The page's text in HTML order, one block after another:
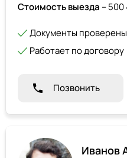
Стоимость выезда – 500
Документы проверены
Работает по договору
Позвонить
Иванов